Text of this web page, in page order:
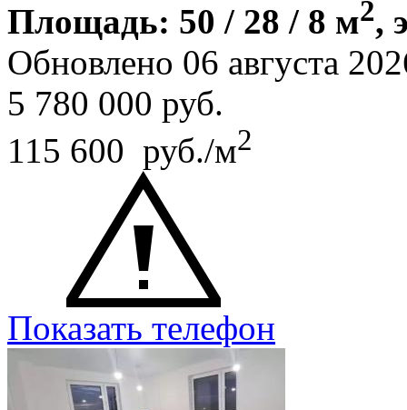
Площадь: 50 / 28 / 8 м2,
Обновлено 06 августа
5 780 000 руб.
115 600 руб./м2
Показать телефон